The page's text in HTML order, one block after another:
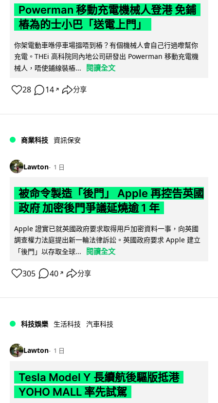
Powerman 移動充電機械人登港 免鋪
樁為的士小巴「送電上門」
你架電動車喺停車場搵唔到樁？有個機械人會自己行過嚟幫你
充電。THEi 高科院同內地公司研發出 Powerman 移動充電機
械人，唔使鋪線裝樁...
閱讀全文
28 14 ↗ 分享
商業科技 資訊保安
Lawton 1 日
被命令製造「後門」 Apple 再控告英國
政府 加密後門爭議延燒逾 1 年
Apple 證實已就英國政府要求取得用戶加密資料一事，向英國
調查權力法庭提出新一輪法律訴訟。英國政府要求 Apple 建立
「後門」以存取全球...
閱讀全文
305 40 ↗ 分享
科技娛樂 生活科技 汽車科技
Lawton 1 日
Tesla Model Y 長續航後驅版抵港
YOHO MALL 率先試駕